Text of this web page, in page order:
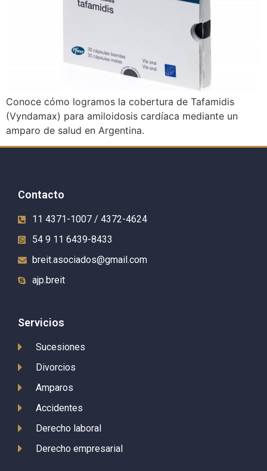
Conoce cómo logramos la cobertura de Tafamidis
(Vyndamax) para amiloidosis cardíaca mediante un
amparo de salud en Argentina.
Contacto
11 4371-1007 / 4372-4624
54 9 11 6439-8433
breit.asociados@gmail.com
ajp.breit
Servicios
Sucesiones
Divorcios
Amparos
Accidentes
Derecho laboral
Derecho empresarial